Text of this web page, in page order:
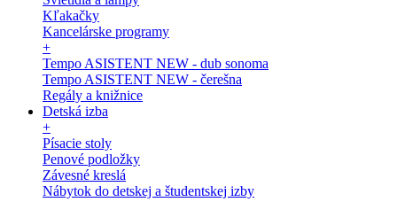
Kľakačky
Kancelárske programy
+
Tempo ASISTENT NEW - dub sonoma
Tempo ASISTENT NEW - čerešna
Regály a knižnice
Detská izba
+
Písacie stoly
Penové podložky
Závesné kreslá
Nábytok do detskej a študentskej izby